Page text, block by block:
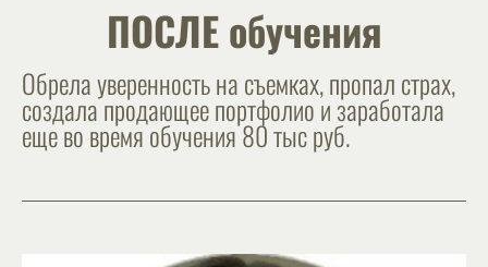
ПОСЛЕ обучения
Обрела уверенность на съемках, пропал страх,
создала продающее портфолио и заработала
еще во время обучения 80 тыс руб.